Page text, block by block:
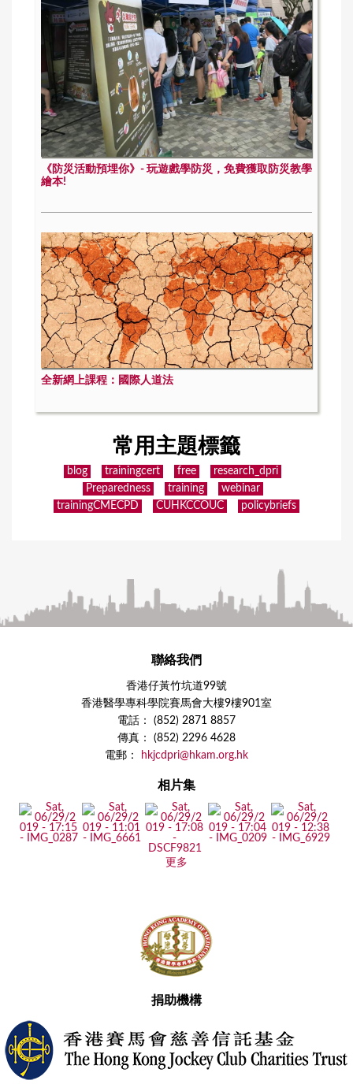
《防災活動預埋你》- 玩遊戲學防災，免費獲取防災教學
繪本!
全新網上課程：國際人道法
常用主題標籤
blog trainingcert free
research_dpri
Preparedness
training
webinar
trainingCMECPD
CUHKCCOUC policybriefs
聯絡我們
香港仔黃竹坑道99號
香港醫學專科學院賽馬會大樓9樓901室
電話： (852) 2871 8857
傳真： (852) 2296 4628
電郵：
hkjcdpri@hkam.org.hk
相片集
更多
捐助機構